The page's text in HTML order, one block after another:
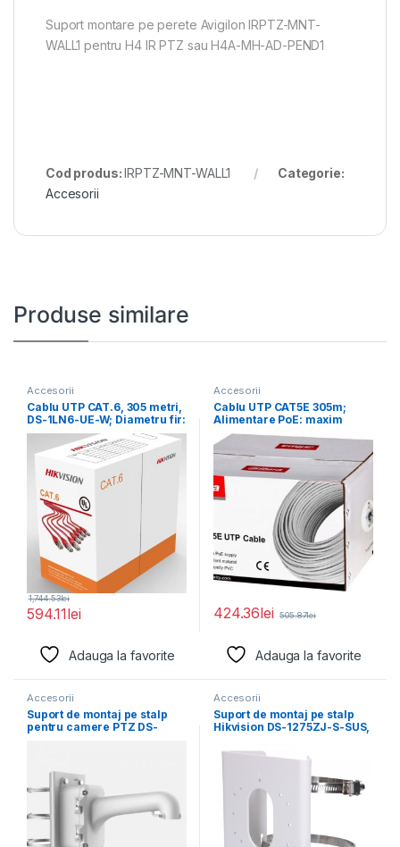
Suport montare pe perete Avigilon IRPTZ-MNT-
WALL1 pentru H4 IR PTZ sau H4A-MH-AD-PEND1
Cod produs:IRPTZ-MNT-WALL1
Categorie:
Accesorii
Produse similare
Accesorii
Cablu UTP CAT.6, 305 metri,
DS-1LN6-UE-W; Diametru fir:
0.53mm, OFC,
594.11lei
1,744.53lei
Adauga la favorite
Accesorii
Cablu UTP CAT5E 305m;
Alimentare PoE: maxim
160m, conductor: 0.45*
424.36lei 505.87lei
Adauga la favorite
Accesorii
Suport de montaj pe stalp
pentru camere PTZ DS-
Accesorii
Suport de montaj pe stalp
Hikvision DS-1275ZJ-S-SUS,